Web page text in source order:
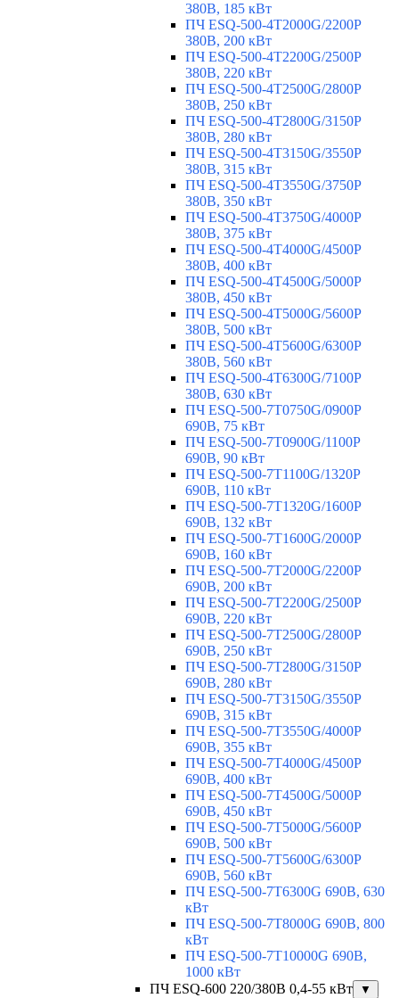
380В, 185 кВт
ПЧ ESQ-500-4T2000G/2200P
380В, 200 кВт
ПЧ ESQ-500-4T2200G/2500P
380В, 220 кВт
ПЧ ESQ-500-4T2500G/2800P
380В, 250 кВт
ПЧ ESQ-500-4T2800G/3150P
380В, 280 кВт
ПЧ ESQ-500-4T3150G/3550P
380В, 315 кВт
ПЧ ESQ-500-4T3550G/3750P
380В, 350 кВт
ПЧ ESQ-500-4T3750G/4000P
380В, 375 кВт
ПЧ ESQ-500-4T4000G/4500P
380В, 400 кВт
ПЧ ESQ-500-4T4500G/5000P
380В, 450 кВт
ПЧ ESQ-500-4T5000G/5600P
380В, 500 кВт
ПЧ ESQ-500-4T5600G/6300P
380В, 560 кВт
ПЧ ESQ-500-4T6300G/7100P
380В, 630 кВт
ПЧ ESQ-500-7T0750G/0900P
690В, 75 кВт
ПЧ ESQ-500-7T0900G/1100P
690В, 90 кВт
ПЧ ESQ-500-7T1100G/1320P
690В, 110 кВт
ПЧ ESQ-500-7T1320G/1600P
690В, 132 кВт
ПЧ ESQ-500-7T1600G/2000P
690В, 160 кВт
ПЧ ESQ-500-7T2000G/2200P
690В, 200 кВт
ПЧ ESQ-500-7T2200G/2500P
690В, 220 кВт
ПЧ ESQ-500-7T2500G/2800P
690В, 250 кВт
ПЧ ESQ-500-7T2800G/3150P
690В, 280 кВт
ПЧ ESQ-500-7T3150G/3550P
690В, 315 кВт
ПЧ ESQ-500-7T3550G/4000P
690В, 355 кВт
ПЧ ESQ-500-7T4000G/4500P
690В, 400 кВт
ПЧ ESQ-500-7T4500G/5000P
690В, 450 кВт
ПЧ ESQ-500-7T5000G/5600P
690В, 500 кВт
ПЧ ESQ-500-7T5600G/6300P
690В, 560 кВт
ПЧ ESQ-500-7T6300G 690В, 630
кВт
ПЧ ESQ-500-7T8000G 690В, 800
кВт
ПЧ ESQ-500-7T10000G 690В,
1000 кВт
ПЧ ESQ-600 220/380В 0,4-55 кВт
▼